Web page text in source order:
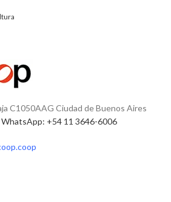
C1050AAG Ciudad de Buenos Aires
+54 11 3646-6006